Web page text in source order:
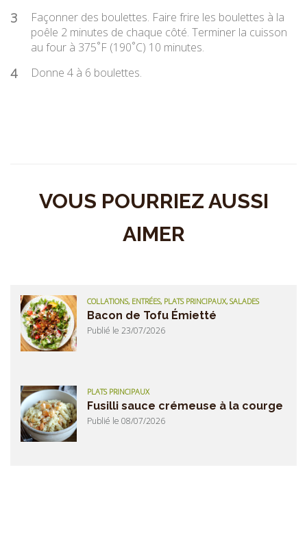
3
Façonner des boulettes. Faire frire les boulettes à la
poêle 2 minutes de chaque côté. Terminer la cuisson
au four à 375˚F (190˚C) 10 minutes.
4 Donne 4 à 6 boulettes.
VOUS POURRIEZ AUSSI
AIMER
COLLATIONS, ENTRÉES, PLATS PRINCIPAUX, SALADES
Bacon de Tofu Émietté
Publié le 23/07/2026
PLATS PRINCIPAUX
Fusilli sauce crémeuse à la courge
Publié le 08/07/2026